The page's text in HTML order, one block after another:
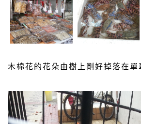
木棉花的花朵由樹上剛好掉落在單